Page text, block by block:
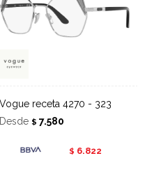
Vogue receta 4270 - 323
Desde $ 7.580
$ 6.822